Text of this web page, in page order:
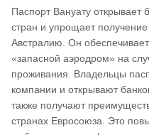
Паспорт Вануату открывает
стран и упрощает
Австралию. Он
«запасной аэродром» на
проживания. Владельцы
компании и открывают
также получают
странах Евросоюза. Это